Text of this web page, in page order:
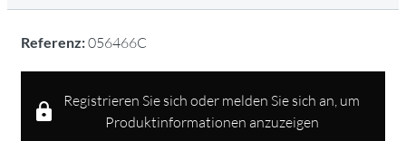
Referenz:056466C
Registrieren Sie sich oder melden Sie sich an, um
Produktinformationen anzuzeigen